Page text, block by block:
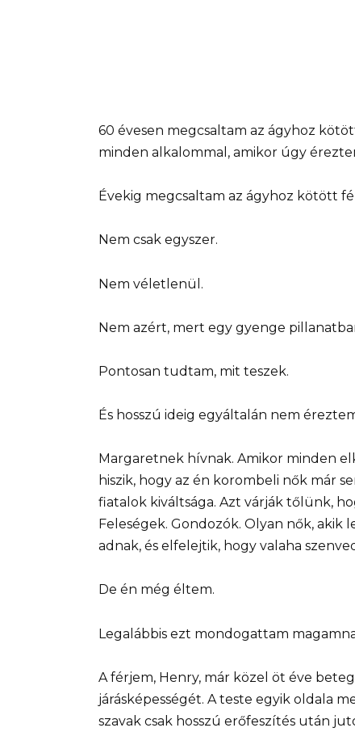
60 évesen megcsaltam az ágyhoz
minden alkalommal, amikor úgy
Évekig megcsaltam az ágyhoz kötött
Nem csak egyszer.
Nem véletlenül.
Nem azért, mert egy gyenge
Pontosan tudtam, mit teszek.
És hosszú ideig egyáltalán nem
Margaretnek hívnak. Amikor minden
hiszik, hogy az én korombeli nők már
fiatalok kiváltsága. Azt várják tőlünk,
Feleségek. Gondozók. Olyan nők,
adnak, és elfelejtik, hogy valaha
De én még éltem.
Legalábbis ezt mondogattam
A férjem, Henry, már közel öt éve
járásképességét. A teste egyik oldala
szavak csak hosszú erőfeszítés után